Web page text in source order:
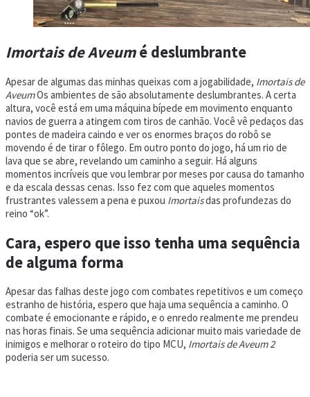
Imortais de Aveumé deslumbrante
Apesar de algumas das minhas queixas com a jogabilidade, Imortais de
AveumOs ambientes de são absolutamente deslumbrantes. A certa
altura, você está em uma máquina bípede em movimento enquanto
navios de guerra a atingem com tiros de canhão. Você vê pedaços das
pontes de madeira caindo e ver os enormes braços do robô se
movendo é de tirar o fôlego. Em outro ponto do jogo, há um rio de
lava que se abre, revelando um caminho a seguir. Há alguns
momentos incríveis que vou lembrar por meses por causa do tamanho
e da escala dessas cenas. Isso fez com que aqueles momentos
frustrantes valessem a pena e puxou Imortaisdas profundezas do
reino “ok”.
Cara, espero que isso tenha uma sequência
de alguma forma
Apesar das falhas deste jogo com combates repetitivos e um começo
estranho de história, espero que haja uma sequência a caminho. O
combate é emocionante e rápido, e o enredo realmente me prendeu
nas horas finais. Se uma sequência adicionar muito mais variedade de
inimigos e melhorar o roteiro do tipo MCU, Imortais de Aveum 2
poderia ser um sucesso.